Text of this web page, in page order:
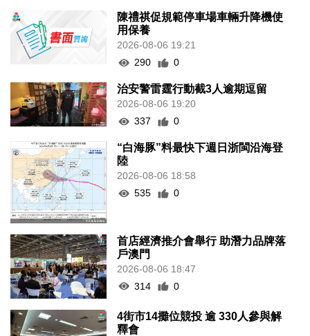
陳禮祺促規範停車場車輛升降機使
用保養
2026-08-06 19:21
290
0
治安警雷霆行動截3人逾期逗留
2026-08-06 19:20
337
0
“白海豚”料最快下週日浙閩沿海登
陸
2026-08-06 18:58
535
0
首店經濟推介會舉行 助潛力品牌落
戶澳門
2026-08-06 18:47
314
0
4街市14攤位競投 逾 330人參與解
釋會